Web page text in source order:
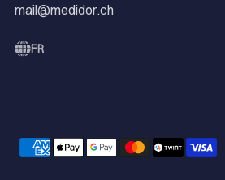
mail@medidor.ch
FR